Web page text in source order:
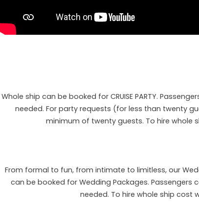
Whole ship can be booked for CRUISE PARTY.
needed. For party requests (for less than twenty
minimum of twenty guests. To hire whole
From formal to fun, from intimate to limitless, our
can be booked for Wedding Packages.
needed. To hire whole ship cost